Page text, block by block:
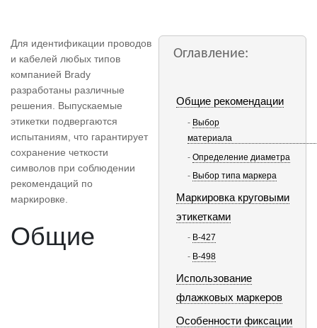
Оглавление:
Общие рекомендации
Выбор
Определение диаметра
Выбор типа маркера
Маркировка круговыми
этикетками
B-427
B-498
Использование
флажковых маркеров
Особенности фиксации
Для идентификации проводов
и кабелей любых типов
компанией Brady
разработаны различные
решения. Выпускаемые
этикетки подвергаются
испытаниям, что гарантирует
сохранение четкости
символов при соблюдении
рекомендаций по
маркировке.
Общие